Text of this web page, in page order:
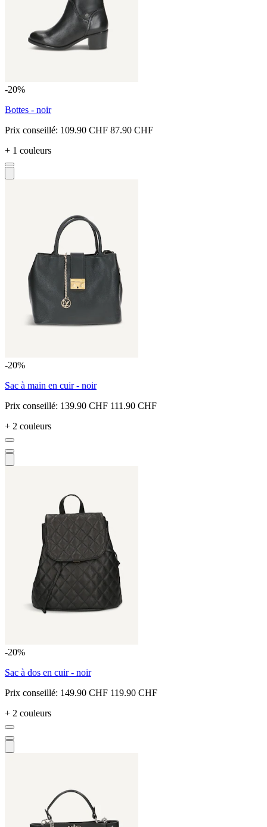
-20%
Bottes - noir
Prix conseillé: 109.90 CHF 87.90 CHF
+ 1 couleurs
-20%
Sac à main en cuir - noir
Prix conseillé: 139.90 CHF 111.90 CHF
+ 2 couleurs
-20%
Sac à dos en cuir - noir
Prix conseillé: 149.90 CHF 119.90 CHF
+ 2 couleurs